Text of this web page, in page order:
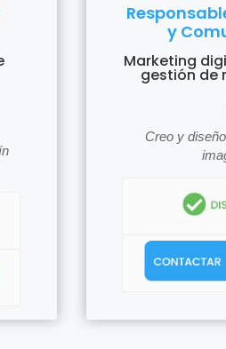
y
Marketing
gestión de
Creo y